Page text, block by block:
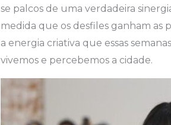
se palcos de uma verdadeira
medida que os desfiles ganham as
a energia criativa que essas
vivemos e percebemos a cidade.